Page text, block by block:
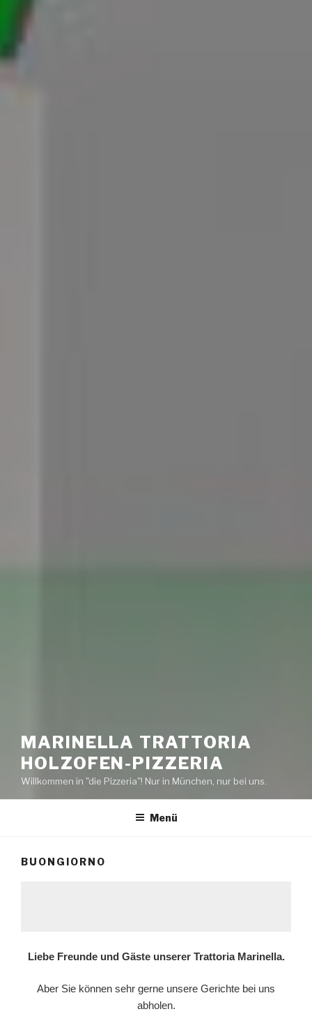
MARINELLA TRATTORIA
HOLZOFEN-PIZZERIA
Willkommen in "die Pizzeria"! Nur in München, nur bei uns.
Menü
BUONGIORNO
Liebe Freunde und Gäste unserer Trattoria Marinella.
Aber Sie können sehr gerne unsere Gerichte bei uns
abholen.